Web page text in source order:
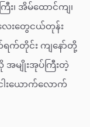
း၊ အိမ်ထောင်ကျ၊
ေးတွေငယ်တုန်း
ရက်တိုင်း ကျနော်တို့
အမျိုးအုပ်ကြီးတဲ့
းယောက်လောက်